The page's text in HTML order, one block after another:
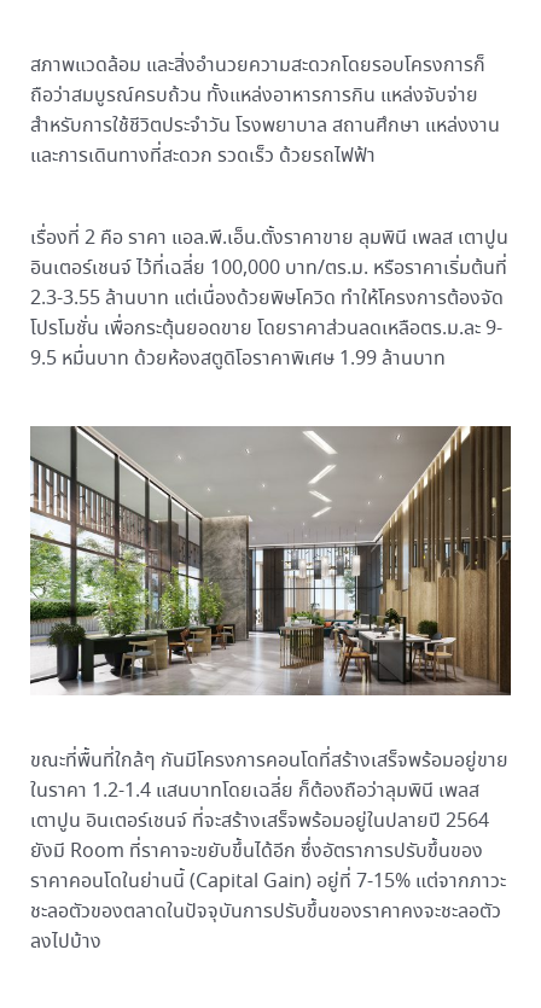
สภาพแวดล้อม และสิ่งอำนวยความสะดวกโดยรอบโครงการก็
ถือว่าสมบูรณ์ครบถ้วน ทั้งแหล่งอาหารการกิน แหล่งจับจ่าย
สำหรับการใช้ชีวิตประจำวัน โรงพยาบาล สถานศึกษา แหล่งงาน
และการเดินทางที่สะดวก รวดเร็ว ด้วยรถไฟฟ้า
เรื่องที่ 2 คือ ราคา แอล.พี.เอ็น.ตั้งราคาขาย ลุมพินี เพลส เตาปูน
อินเตอร์เชนจ์ ไว้ที่เฉลี่ย 100,000 บาท/ตร.ม. หรือราคาเริ่มต้นที่
2.3-3.55 ล้านบาท แต่เนื่องด้วยพิษโควิด ทำให้โครงการต้องจัด
โปรโมชั่น เพื่อกระตุ้นยอดขาย โดยราคาส่วนลดเหลือตร.ม.ละ 9-
9.5 หมื่นบาท ด้วยห้องสตูดิโอราคาพิเศษ 1.99 ล้านบาท
ขณะที่พื้นที่ใกล้ๆ กันมีโครงการคอนโดที่สร้างเสร็จพร้อมอยู่ขาย
ในราคา 1.2-1.4 แสนบาทโดยเฉลี่ย ก็ต้องถือว่าลุมพินี เพลส
เตาปูน อินเตอร์เชนจ์ ที่จะสร้างเสร็จพร้อมอยู่ในปลายปี 2564
ยังมี Room ที่ราคาจะขยับขึ้นได้อีก ซึ่งอัตราการปรับขึ้นของ
ราคาคอนโดในย่านนี้ (Capital Gain) อยู่ที่ 7-15% แต่จากภาวะ
ชะลอตัวของตลาดในปัจจุบันการปรับขึ้นของราคาคงจะชะลอตัว
ลงไปบ้าง